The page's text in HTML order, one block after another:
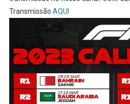
Transmissão AQUI